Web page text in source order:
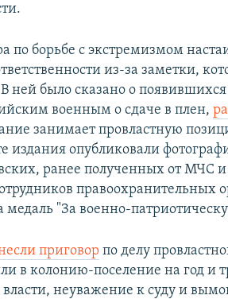
по борьбе с экстремизмом
из-за заметки,
ней было сказано о появившихся
военным о сдаче в плен,
занимает провластную
издания опубликовали
ранее полученных от МЧС
правоохранительных
"За военно-
приговор по делу
в колонию-поселение на год и
неуважение к суду и